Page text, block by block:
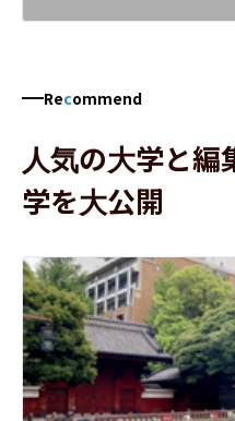
Recommend
人気の大学と
学を大公開